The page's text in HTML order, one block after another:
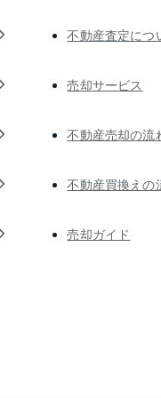
不動産査定につ
売却サービス
不動産売却の流
不動産買換えの
売却ガイド